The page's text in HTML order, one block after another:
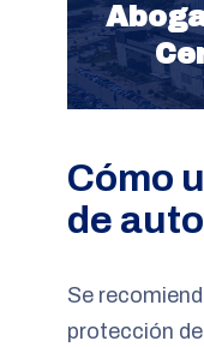
Cómo
de
Se
protección